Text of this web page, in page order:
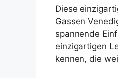
Diese
Gassen
spannende
einzigartigen
kennen, die